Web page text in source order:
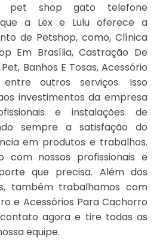
pet shop gato telefone
que a Lex e Lulu oferece a
de Petshop, como, Clínica
Em Brasília, Castração De
Banhos E Tosas, Acessório
entre outros serviços. Isso
investimentos da empresa
e instalações de
sempre a satisfação do
em produtos e trabalhos.
com nossos profissionais e
que precisa. Além dos
também trabalhamos com
e Acessórios Para Cachorro
agora e tire todas as
equipe.